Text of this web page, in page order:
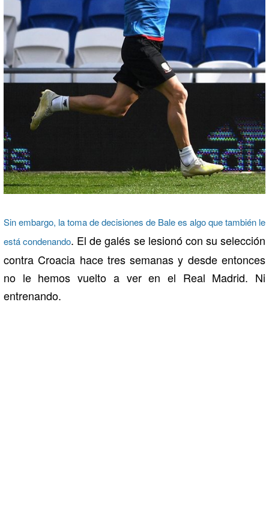
Sin embargo, la toma de decisiones de Bale es algo que también le
está condenando. El de galés se lesionó con su selección
contra Croacia hace tres semanas y desde entonces
no le hemos vuelto a ver en el Real Madrid. Ni
entrenando.